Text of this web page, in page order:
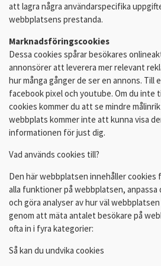
att lagra några användarspecifika
webbplatsens prestanda.
Marknadsföringscookies
Dessa cookies spårar besökares
annonsörer att leverera mer relevant
hur många gånger de ser en annons. Till
facebook pixel och youtube. Om du inte
cookies kommer du att se mindre
webbplats kommer inte att kunna visa
informationen för just dig.
Vad används cookies till?
Den här webbplatsen innehåller
alla funktioner på webbplatsen, anpassa
och göra analyser av hur väl
genom att mäta antalet besökare på
ofta in i fyra kategorier:
Så kan du undvika cookies